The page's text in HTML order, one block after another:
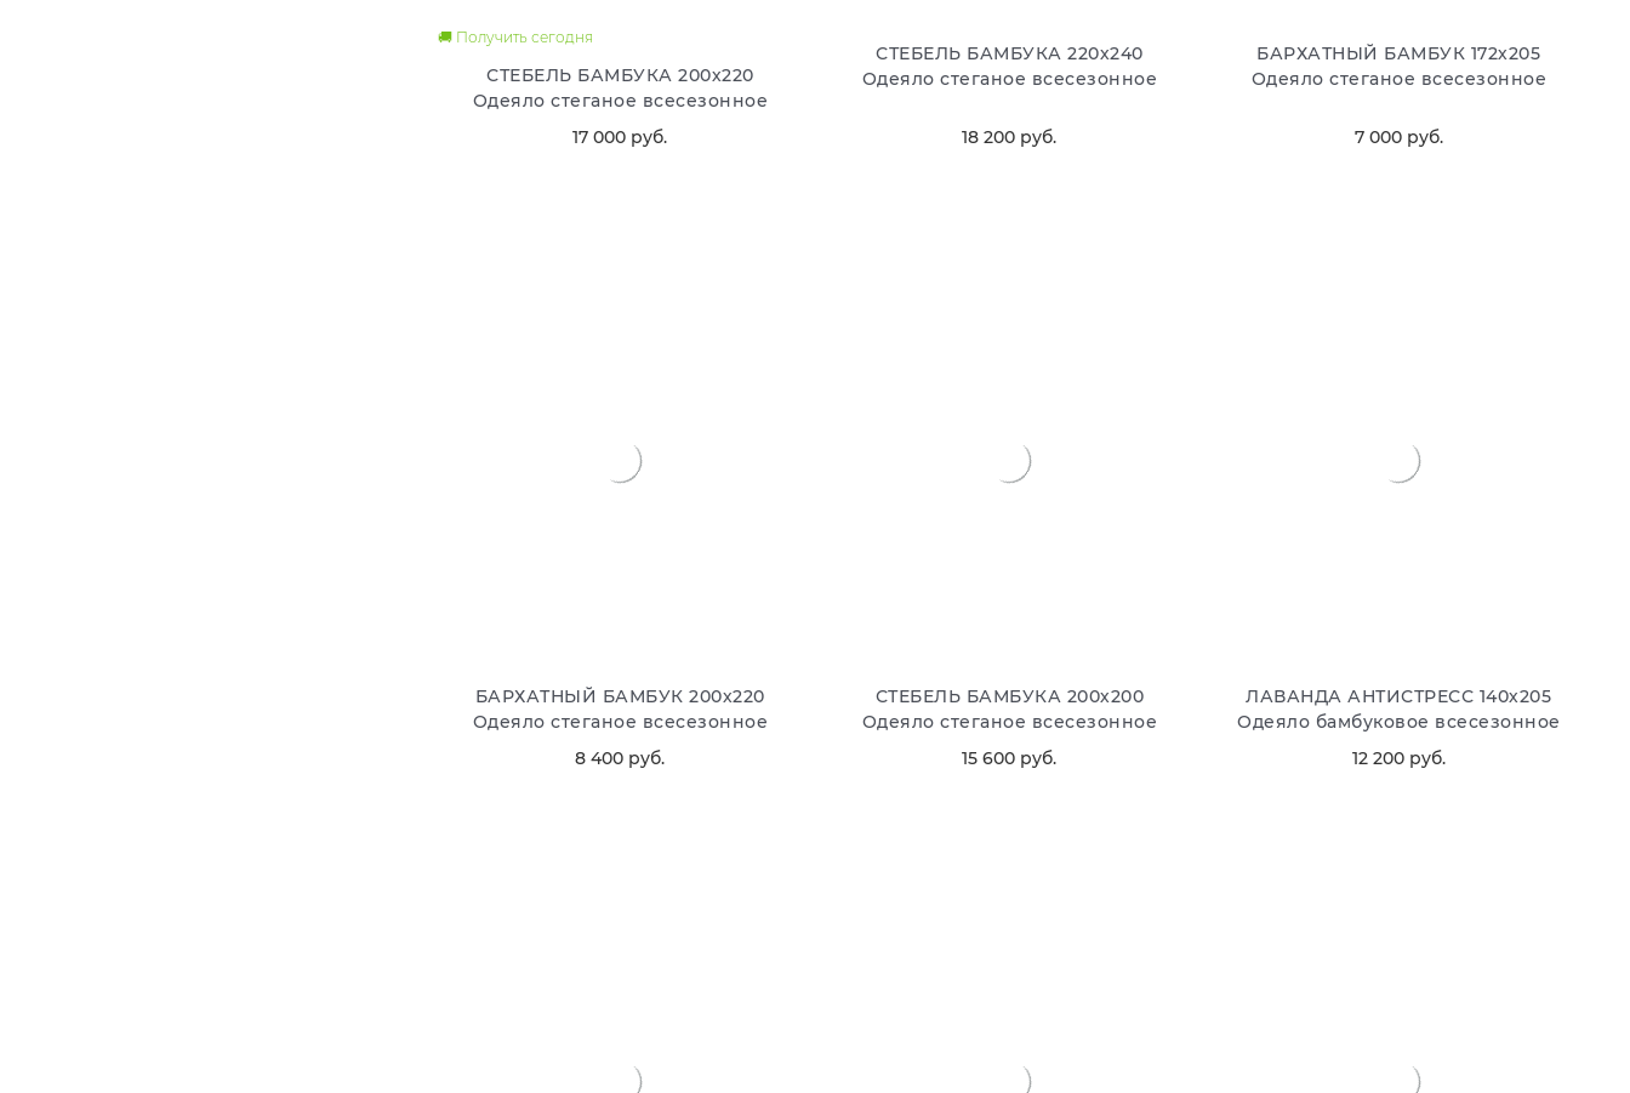
🚚 Получить сегодня
СТЕБЕЛЬ БАМБУКА 200х220
Одеяло стеганое всесезонное
17 000 руб.
СТЕБЕЛЬ БАМБУКА 220х240
Одеяло стеганое всесезонное
18 200 руб.
БАРХАТНЫЙ БАМБУК 172х205
Одеяло стеганое всесезонное
7 000 руб.
БАРХАТНЫЙ БАМБУК 200х220
Одеяло стеганое всесезонное
8 400 руб.
СТЕБЕЛЬ БАМБУКА 200х200
Одеяло стеганое всесезонное
15 600 руб.
ЛАВАНДА АНТИСТРЕСС 140х205
Одеяло бамбуковое всесезонное
12 200 руб.